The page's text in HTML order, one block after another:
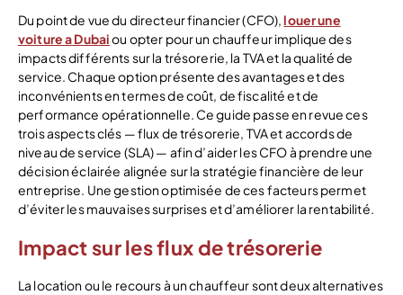
Du point de vue du directeur financier (CFO),louer une
voiture a Dubaiou opter pour un chauffeur implique des
impacts différents sur la trésorerie, la TVA et la qualité de
service. Chaque option présente des avantages et des
inconvénients en termes de coût, de fiscalité et de
performance opérationnelle. Ce guide passe en revue ces
trois aspects clés — flux de trésorerie, TVA et accords de
niveau de service (SLA) — afin d’aider les CFO à prendre une
décision éclairée alignée sur la stratégie financière de leur
entreprise. Une gestion optimisée de ces facteurs permet
d’éviter les mauvaises surprises et d’améliorer la rentabilité.
Impact sur les flux de trésorerie
La location ou le recours à un chauffeur sont deux alternatives